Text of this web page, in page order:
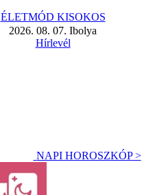
ÉLETMÓD KISOKOS
2026. 08. 07. Ibolya
Hírlevél
NAPI HOROSZKÓP >